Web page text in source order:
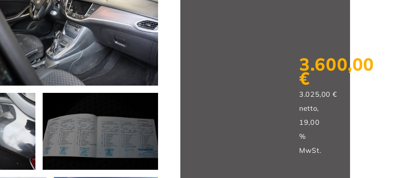
3.600,00
€
3.025,00 €
netto,
19,00
%
MwSt.